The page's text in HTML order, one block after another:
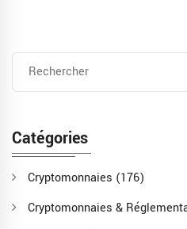
Catégories
Cryptomonnaies (176)
Cryptomonnaies &